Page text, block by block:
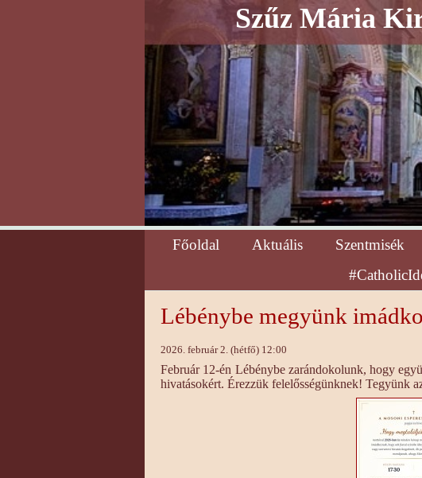
Szűz Mária
Főoldal Aktuális Szentmisék
Lébénybe megyünk
2026. február 2. (hétfő) 12:00
Február 12-én Lébénybe zarándokolunk, hogy
hivatásokért. Érezzük felelősségünknek! Tegyünk